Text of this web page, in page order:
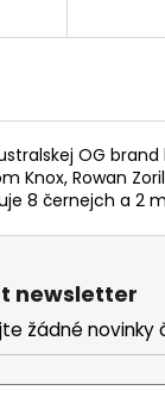
OG
Knox, Rowan
8 černejch a 2
newsletter
žádné novinky